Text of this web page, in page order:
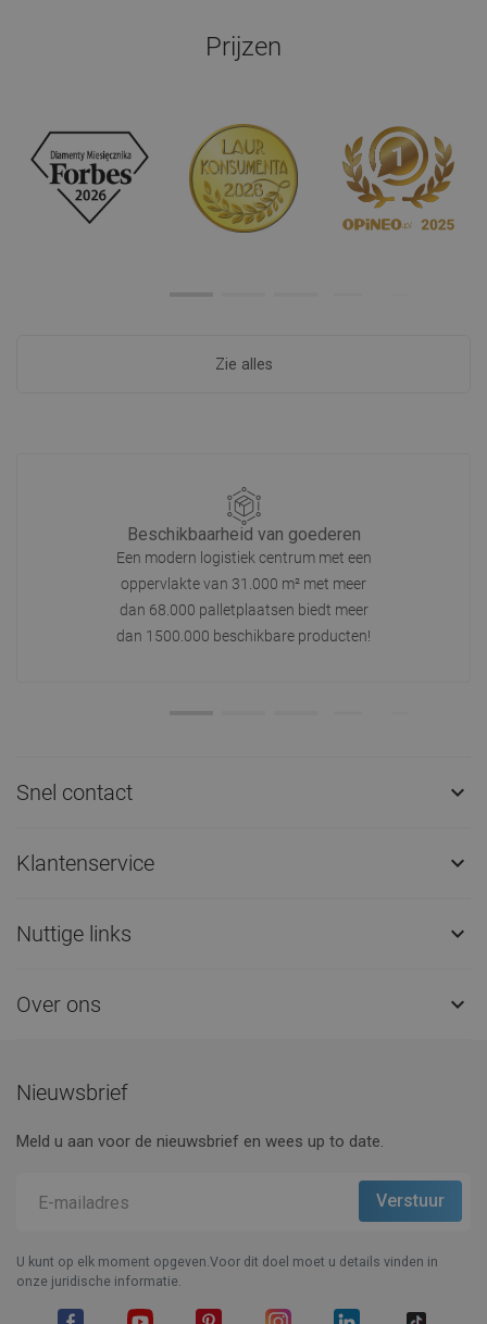
Prijzen
Zie alles
Beschikbaarheid van goederen
Een modern logistiek centrum met een
oppervlakte van 31.000 m² met meer
dan 68.000 palletplaatsen biedt meer
dan 1500.000 beschikbare producten!
Snel contact 
Klantenservice 
Nuttige links 
Over ons 
Nieuwsbrief
Meld u aan voor de nieuwsbrief en wees up to date.
U kunt op elk moment opgeven.Voor dit doel moet u details vinden in
onze juridische informatie.